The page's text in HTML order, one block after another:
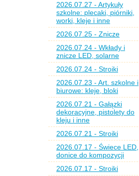
2026.07.27 - Artykuły
szkolne: plecaki, piórniki,
worki, kleje i inne
2026.07.25 - Znicze
2026.07.24 - Wkłady i
znicze LED, solarne
2026.07.24 - Stroiki
2026.07.23 - Art. szkolne i
biurowe: kleje, bloki
2026.07.21 - Gałązki
dekoracyjne, pistolety do
kleju i inne
2026.07.21 - Stroiki
2026.07.17 - Świece LED,
donice do kompozycji
2026.07.17 - Stroiki